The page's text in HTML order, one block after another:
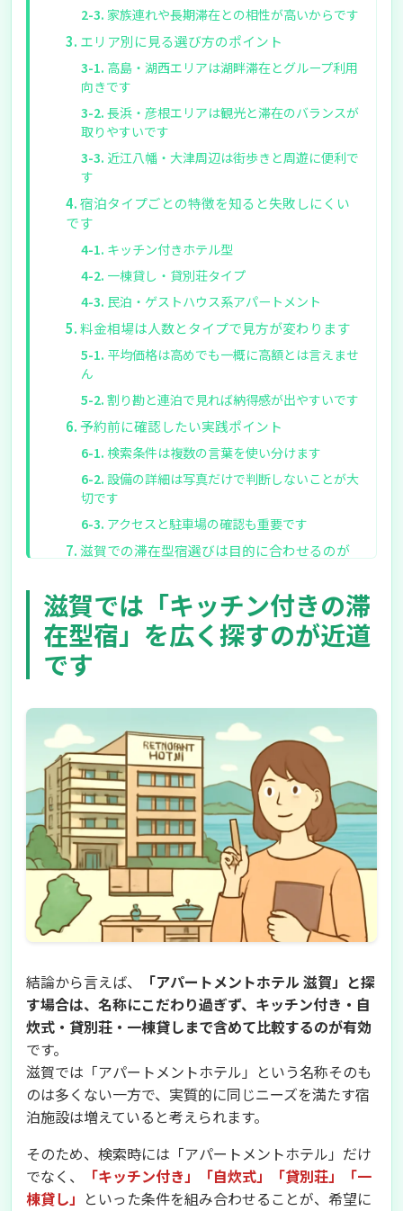
家族連れや長期滞在との相性が高いからです
エリア別に見る選び方のポイント
高島・湖西エリアは湖畔滞在とグループ利用
向きです
長浜・彦根エリアは観光と滞在のバランスが
取りやすいです
近江八幡・大津周辺は街歩きと周遊に便利で
す
宿泊タイプごとの特徴を知ると失敗しにくい
です
キッチン付きホテル型
一棟貸し・貸別荘タイプ
民泊・ゲストハウス系アパートメント
料金相場は人数とタイプで見方が変わります
平均価格は高めでも一概に高額とは言えませ
ん
割り勘と連泊で見れば納得感が出やすいです
予約前に確認したい実践ポイント
検索条件は複数の言葉を使い分けます
設備の詳細は写真だけで判断しないことが大
切です
アクセスと駐車場の確認も重要です
滋賀での滞在型宿選びは目的に合わせるのが
滋賀では「キッチン付きの滞
在型宿」を広く探すのが近道
です
結論から言えば、
「アパートメントホテル 滋賀」と探
す場合は、名称にこだわり過ぎず、キッチン付き・自
炊式・貸別荘・一棟貸しまで含めて比較するのが有効
です。
滋賀では「アパートメントホテル」という名称そのも
のは多くない一方で、実質的に同じニーズを満たす宿
泊施設は増えていると考えられます。
そのため、検索時には「アパートメントホテル」だけ
でなく、
「キッチン付き」「自炊式」「貸別荘」「一
棟貸し」 といった条件を組み合わせることが、希望に